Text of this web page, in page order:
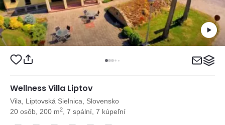
Wellness Villa Liptov
Vila, Liptovská Sielnica, Slovensko
20 osôb, 200 m2 , 7 spální, 7 kúpeľní